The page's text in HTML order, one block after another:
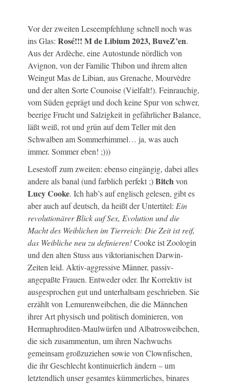
Vor der zweiten Leseempfehlung schnell noch was
ins Glas: Rosé!!! M de Libium 2023, BuveZ’en.
Aus der Ardèche, eine Autostunde nördlich von
Avignon, von der Familie Thibon und ihrem alten
Weingut Mas de Libian, aus Grenache, Mourvèdre
und der alten Sorte Counoise (Vielfalt!). Feinrauchig,
vom Süden geprägt und doch keine Spur von schwer,
beerige Frucht und Salzigkeit in gefährlicher Balance,
läßt weiß, rot und grün auf dem Teller mit den
Schwalben am Sommerhimmel… ja, was auch
immer. Sommer eben! ;)))
Lesestoff zum zweiten: ebenso eingängig, dabei alles
andere als banal (und farblich perfekt ;)Bitchvon
Lucy Cooke. Ich hab’s auf englisch gelesen, gibt es
aber auch auf deutsch, da heißt der Untertitel: Ein
revolutionärer Blick auf Sex, Evolution und die
Macht des Weiblichen im Tierreich: Die Zeit ist reif,
das Weibliche neu zu definieren!Cooke ist Zoologin
und den alten Stuss aus viktorianischen Darwin-
Zeiten leid. Aktiv-aggressive Männer, passiv-
angepaßte Frauen. Entweder oder. Ihr Korrektiv ist
ausgesprochen gut und unterhaltsam geschrieben. Sie
erzählt von Lemurenweibchen, die die Männchen
ihrer Art physisch und politisch dominieren, von
Hermaphroditen-Maulwürfen und Albatrosweibchen,
die sich zusammentun, um ihren Nachwuchs
gemeinsam großzuziehen sowie von Clownfischen,
die ihr Geschlecht kontinuierlich ändern – um
letztendlich unser gesamtes kümmerliches, binares